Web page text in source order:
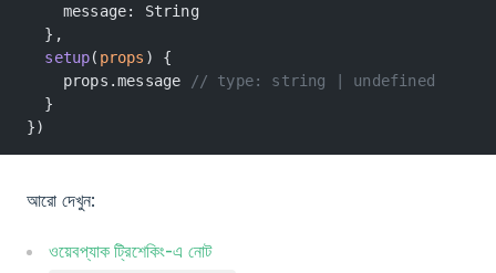
    message: String
  },
  setup
( props ) {
    props.message
// type: string | undefined
  }
})
আরো দেখুন:
ওয়েবপ্যাক ট্রিশেকিং-এ নোট